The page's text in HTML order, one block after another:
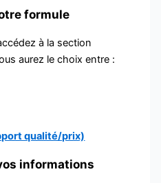
formule
à la section
aurez le choix entre :
qualité/prix)
informations